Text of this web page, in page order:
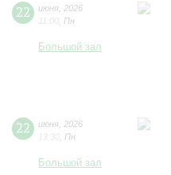
22 июня 2026
11:00 Пн
Большой зал
22 июня 2026
13:30 Пн
Большой зал